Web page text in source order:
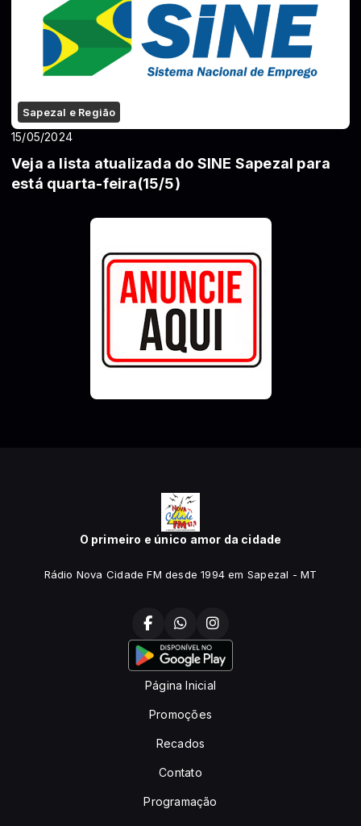
Sapezal e Região
15/05/2024
Veja a lista atualizada do SINE Sapezal para
está quarta-feira(15/5)
O primeiro e único amor da cidade
Rádio Nova Cidade FM desde 1994 em Sapezal - MT
Página Inicial
Promoções
Recados
Contato
Programação